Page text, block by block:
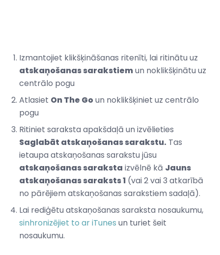
Izmantojiet klikšķināšanas ritenīti, lai ritinātu uz
atskaņošanas sarakstiemun noklikšķinātu uz
centrālo pogu
Atlasiet On The Goun noklikšķiniet uz centrālo
pogu
Ritiniet saraksta apakšdaļā un izvēlieties
Saglabāt atskaņošanas sarakstu. Tas
ietaupa atskaņošanas sarakstu jūsu
atskaņošanas saraksta izvēlnē kā Jauns
atskaņošanas saraksts 1 (vai 2 vai 3 atkarībā
no pārējiem atskaņošanas sarakstiem sadaļā).
Lai rediģētu atskaņošanas saraksta nosaukumu,
sinhronizējiet to ar iTunes un turiet šeit
nosaukumu.